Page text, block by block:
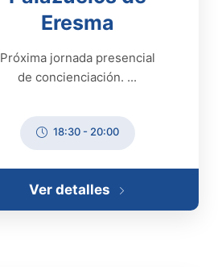
Eresma
Próxima jornada presencial
de concienciación. ...
18:30- 20:00
Ver detalles